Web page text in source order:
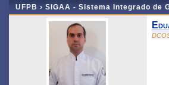
UFPB › SIGAA - Sistema Integrado de